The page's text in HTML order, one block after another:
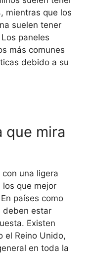
mientras que los
suelen tener
paneles
más comunes
debido a su
que mira
una ligera
los que mejor
países como
deben estar
Existen
el Reino Unido,
en toda la